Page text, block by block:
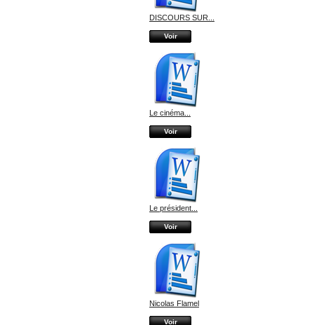
DISCOURS SUR...
Voir
Le cinéma...
Voir
Le président...
Voir
Nicolas Flamel
Voir